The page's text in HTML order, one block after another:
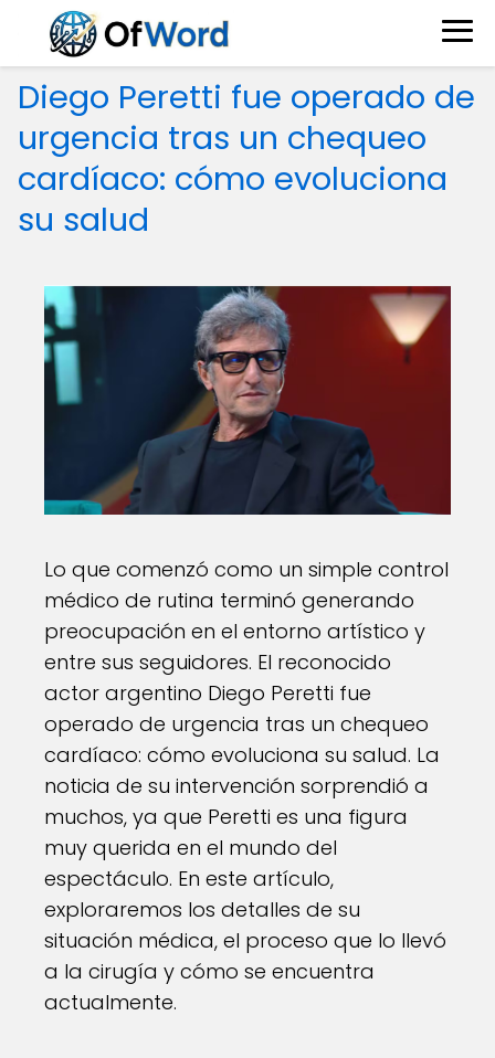
Diego Peretti fue operado de
urgencia tras un chequeo
cardíaco: cómo evoluciona
su salud
Lo que comenzó como un simple control
médico de rutina terminó generando
preocupación en el entorno artístico y
entre sus seguidores. El reconocido
actor argentino Diego Peretti fue
operado de urgencia tras un chequeo
cardíaco: cómo evoluciona su salud. La
noticia de su intervención sorprendió a
muchos, ya que Peretti es una figura
muy querida en el mundo del
espectáculo. En este artículo,
exploraremos los detalles de su
situación médica, el proceso que lo llevó
a la cirugía y cómo se encuentra
actualmente.